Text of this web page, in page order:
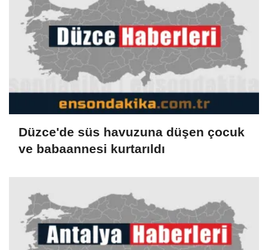
Düzce'de süs havuzuna düşen çocuk
ve babaannesi kurtarıldı